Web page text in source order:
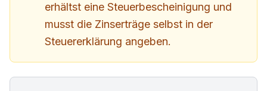
erhältst eine Steuerbescheinigung und
musst die Zinserträge selbst in der
Steuererklärung angeben.